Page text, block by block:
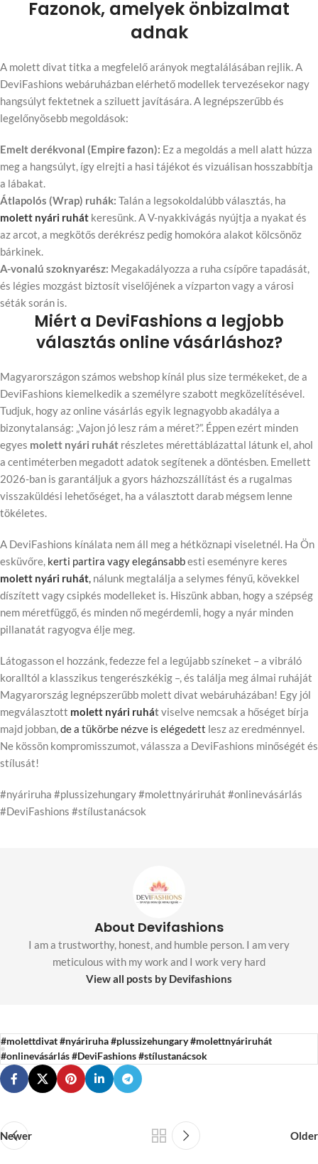
Fazonok, amelyek önbizalmat
adnak
A molett divat titka a megfelelő arányok megtalálásában rejlik. A
DeviFashions webáruházban elérhető modellek tervezésekor nagy
hangsúlyt fektetnek a sziluett javítására. A legnépszerűbb és
legelőnyösebb megoldások:
Emelt derékvonal (Empire fazon): Ez a megoldás a mell alatt húzza
meg a hangsúlyt, így elrejti a hasi tájékot és vizuálisan hosszabbítja
a lábakat.
Átlapolós (Wrap) ruhák: Talán a legsokoldalúbb választás, ha
molett nyári ruhát keresünk. A V-nyakkivágás nyújtja a nyakat és
az arcot, a megkötős derékrész pedig homokóra alakot kölcsönöz
bárkinek.
A-vonalú szoknyarész: Megakadályozza a ruha csípőre tapadását,
és légies mozgást biztosít viselőjének a vízparton vagy a városi
séták során is.
Miért a DeviFashions a legjobb
választás online vásárláshoz?
Magyarországon számos webshop kínál plus size termékeket, de a
DeviFashions kiemelkedik a személyre szabott megközelítésével.
Tudjuk, hogy az online vásárlás egyik legnagyobb akadálya a
bizonytalanság: „Vajon jó lesz rám a méret?”. Éppen ezért minden
egyes molett nyári ruhát részletes mérettáblázattal látunk el, ahol
a centiméterben megadott adatok segítenek a döntésben. Emellett
2026-ban is garantáljuk a gyors házhozszállítást és a rugalmas
visszaküldési lehetőséget, ha a választott darab mégsem lenne
tökéletes.
A DeviFashions kínálata nem áll meg a hétköznapi viseletnél. Ha Ön
esküvőre, kerti partira vagy elegánsabbesti eseményre keres
molett nyári ruhát, nálunk megtalálja a selymes fényű, kövekkel
díszített vagy csipkés modelleket is. Hiszünk abban, hogy a szépség
nem méretfüggő, és minden nő megérdemli, hogy a nyár minden
pillanatát ragyogva élje meg.
Látogasson el hozzánk, fedezze fel a legújabb színeket – a vibráló
koralltól a klasszikus tengerészkékig –, és találja meg álmai ruháját
Magyarország legnépszerűbb molett divat webáruházában! Egy jól
megválasztott molett nyári ruhátviselve nemcsak a hőséget bírja
majd jobban,de a tükörbe nézve is elégedett lesz az eredménnyel.
Ne kössön kompromisszumot, válassza a DeviFashions minőségét és
stílusát!
#nyáriruha #plussizehungary #molettnyáriruhát #onlinevásárlás
#DeviFashions #stílustanácsok
About Devifashions
I am a trustworthy, honest, and humble person. I am very
meticulous with my work and I work very hard
View all posts by Devifashions
#molettdivat #nyáriruha #plussizehungary #molettnyáriruhát
#onlinevásárlás #DeviFashions #stílustanácsok
Newer Older